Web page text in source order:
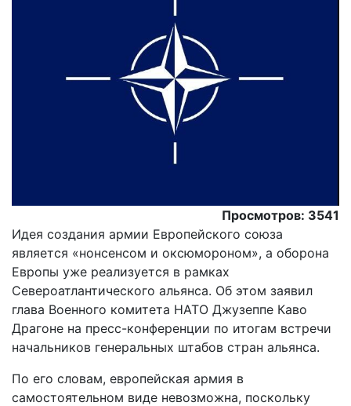
Просмотров: 3541
Идея создания армии Европейского союза
является «нонсенсом и оксюмороном», а оборона
Европы уже реализуется в рамках
Североатлантического альянса. Об этом заявил
глава Военного комитета НАТО Джузеппе Каво
Драгоне на пресс-конференции по итогам встречи
начальников генеральных штабов стран альянса.
По его словам, европейская армия в
самостоятельном виде невозможна, поскольку